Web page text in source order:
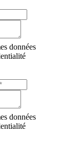
données
données